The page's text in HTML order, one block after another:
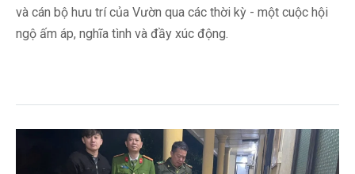
và cán bộ hưu trí của Vườn qua các thời kỳ - một cuộc hội
ngộ ấm áp, nghĩa tình và đầy xúc động.